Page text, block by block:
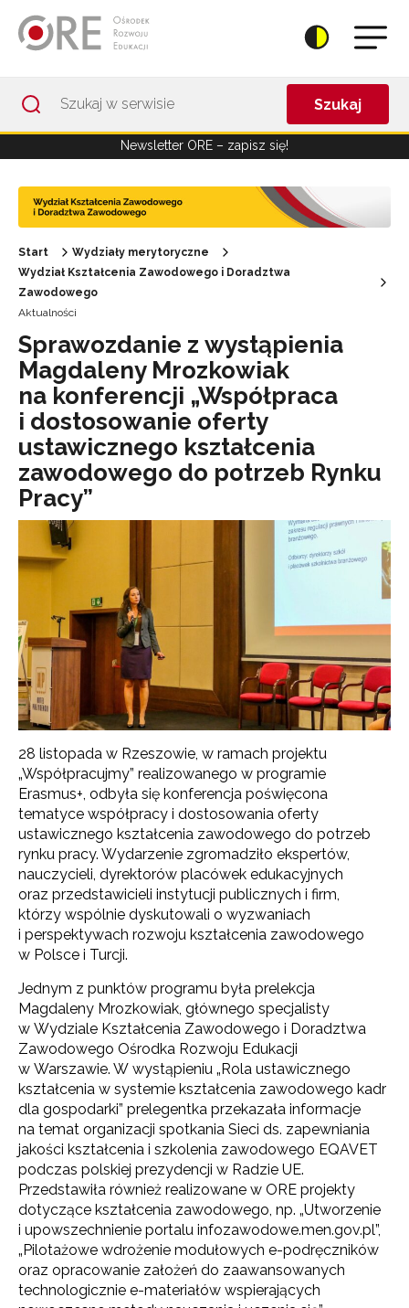
Szukaj
Newsletter ORE – zapisz się!
Start
Wydziały merytoryczne
Wydział Kształcenia Zawodowego i Doradztwa
Zawodowego
Aktualności
Sprawozdanie z wystąpienia
Magdaleny Mrozkowiak
na konferencji „Współpraca
i dostosowanie oferty
ustawicznego kształcenia
zawodowego do potrzeb Rynku
Pracy”
28 listopada w Rzeszowie, w ramach projektu
„Współpracujmy” realizowanego w programie
Erasmus+, odbyła się konferencja poświęcona
tematyce współpracy i dostosowania oferty
ustawicznego kształcenia zawodowego do potrzeb
rynku pracy. Wydarzenie zgromadziło ekspertów,
nauczycieli, dyrektorów placówek edukacyjnych
oraz przedstawicieli instytucji publicznych i firm,
którzy wspólnie dyskutowali o wyzwaniach
i perspektywach rozwoju kształcenia zawodowego
w Polsce i Turcji.
Jednym z punktów programu była prelekcja
Magdaleny Mrozkowiak, głównego specjalisty
w Wydziale Kształcenia Zawodowego i Doradztwa
Zawodowego Ośrodka Rozwoju Edukacji
w Warszawie. W wystąpieniu „Rola ustawicznego
kształcenia w systemie kształcenia zawodowego kadr
dla gospodarki” prelegentka przekazała informacje
na temat organizacji spotkania Sieci ds. zapewniania
jakości kształcenia i szkolenia zawodowego EQAVET
podczas polskiej prezydencji w Radzie UE.
Przedstawiła również realizowane w ORE projekty
dotyczące kształcenia zawodowego, np. „Utworzenie
i upowszechnienie portalu infozawodowe.men.gov.pl”,
„Pilotażowe wdrożenie modułowych e-podręczników
oraz opracowanie założeń do zaawansowanych
technologicznie e-materiałów wspierających